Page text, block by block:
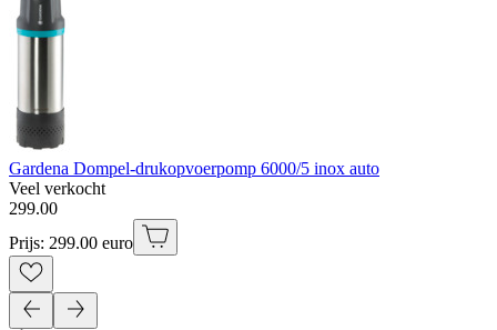
Gardena Dompel-drukopvoerpomp 6000/5 inox auto
Veel verkocht
299.00
Prijs: 299.00 euro